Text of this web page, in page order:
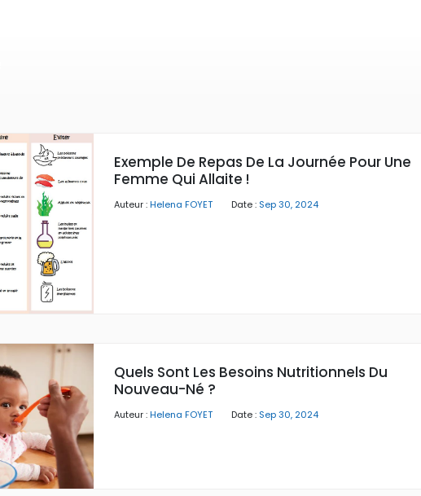
Exemple De Repas De La Journée Pour Une
Femme Qui Allaite !
Auteur :Helena FOYET Date : Sep 30, 2024
Quels Sont Les Besoins Nutritionnels Du
Nouveau-Né ?
Auteur :Helena FOYET Date : Sep 30, 2024